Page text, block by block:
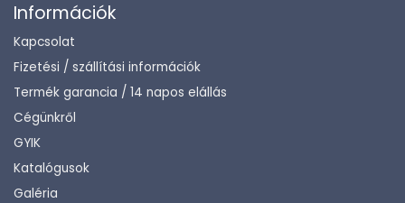
Információk
Kapcsolat
Fizetési / szállítási információk
Termék garancia / 14 napos elállás
Cégünkről
GYIK
Katalógusok
Galéria